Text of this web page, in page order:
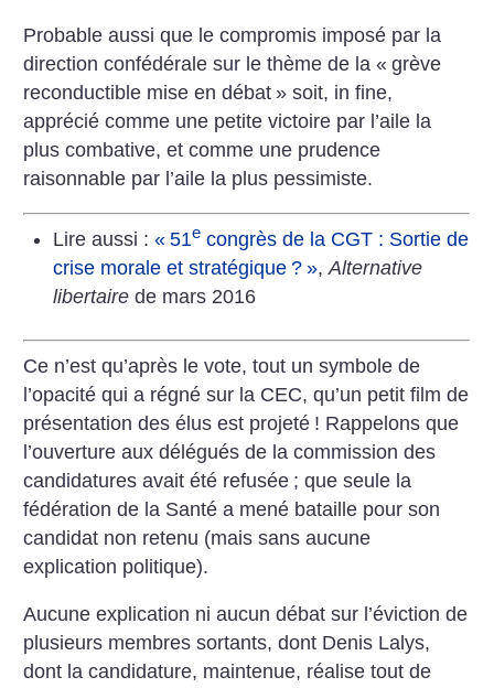
Probable aussi que le compromis imposé par la
direction confédérale sur le thème de la « grève
reconductible mise en débat » soit, in fine,
apprécié comme une petite victoire par l’aile la
plus combative, et comme une prudence
raisonnable par l’aile la plus pessimiste.
Lire aussi : « 51econgrès de la CGT : Sortie de
crise morale et stratégique ? », Alternative
libertairede mars 2016
Ce n’est qu’après le vote, tout un symbole de
l’opacité qui a régné sur la CEC, qu’un petit film de
présentation des élus est projeté ! Rappelons que
l’ouverture aux délégués de la commission des
candidatures avait été refusée ; que seule la
fédération de la Santé a mené bataille pour son
candidat non retenu (mais sans aucune
explication politique).
Aucune explication ni aucun débat sur l’éviction de
plusieurs membres sortants, dont Denis Lalys,
dont la candidature, maintenue, réalise tout de